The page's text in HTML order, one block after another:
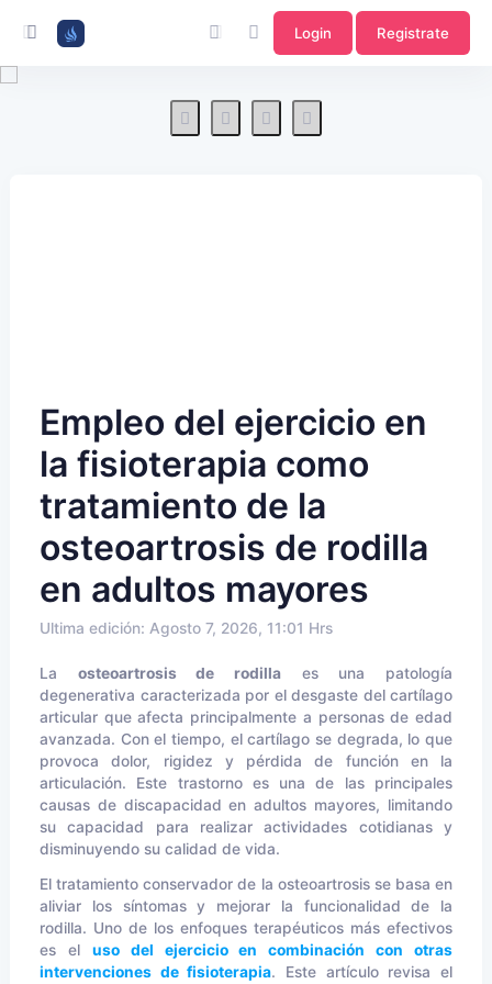
Login Registrate
Empleo del ejercicio en
la fisioterapia como
tratamiento de la
osteoartrosis de rodilla
en adultos mayores
Ultima edición: Agosto 7, 2026, 11:01 Hrs
La osteoartrosis de rodilla es una patología
degenerativa caracterizada por el desgaste del cartílago
articular que afecta principalmente a personas de edad
avanzada. Con el tiempo, el cartílago se degrada, lo que
provoca dolor, rigidez y pérdida de función en la
articulación. Este trastorno es una de las principales
causas de discapacidad en adultos mayores, limitando
su capacidad para realizar actividades cotidianas y
disminuyendo su calidad de vida.
El tratamiento conservador de la osteoartrosis se basa en
aliviar los síntomas y mejorar la funcionalidad de la
rodilla. Uno de los enfoques terapéuticos más efectivos
es el uso del ejercicio en combinación con otras
intervenciones de fisioterapia. Este artículo revisa el